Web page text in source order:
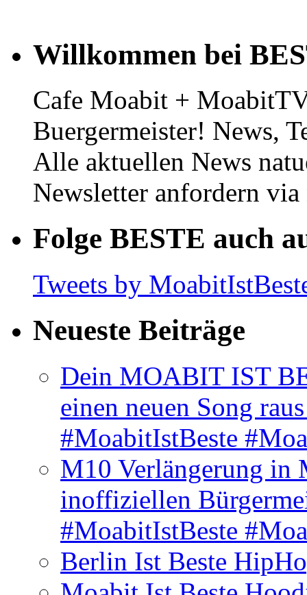
Willkommen bei
Cafe Moabit +
Buergermeister! News,
Alle aktuellen News
Newsletter anfordern
Folge BESTE auch
Tweets by
Neueste Beiträge
Dein MOABIT IST
einen neuen Song
#MoabitIstBeste
M10 Verlängerung in
inoffiziellen
#MoabitIstBeste
Berlin Ist Beste